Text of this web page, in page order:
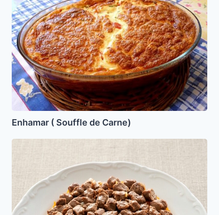
Souffle
de
Carne)
Enhamar ( Souffle de Carne)